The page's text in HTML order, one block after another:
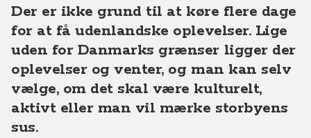
Der er ikke grund til at køre flere dage
for at få udenlandske oplevelser. Lige
uden for Danmarks grænser ligger der
oplevelser og venter, og man kan selv
vælge, om det skal være kulturelt,
aktivt eller man vil mærke storbyens
sus.